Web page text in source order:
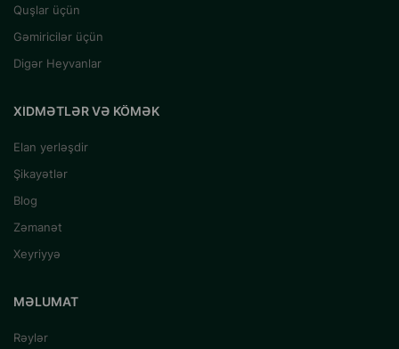
Quşlar üçün
Gəmiricilər üçün
Digər Heyvanlar
XIDMƏTLƏR VƏ KÖMƏK
Elan yerləşdir
Şikayətlər
Blog
Zəmanət
Xeyriyyə
MƏLUMAT
Rəylər